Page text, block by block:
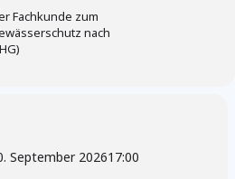
Fachkunde zum
nach
September 202617:00